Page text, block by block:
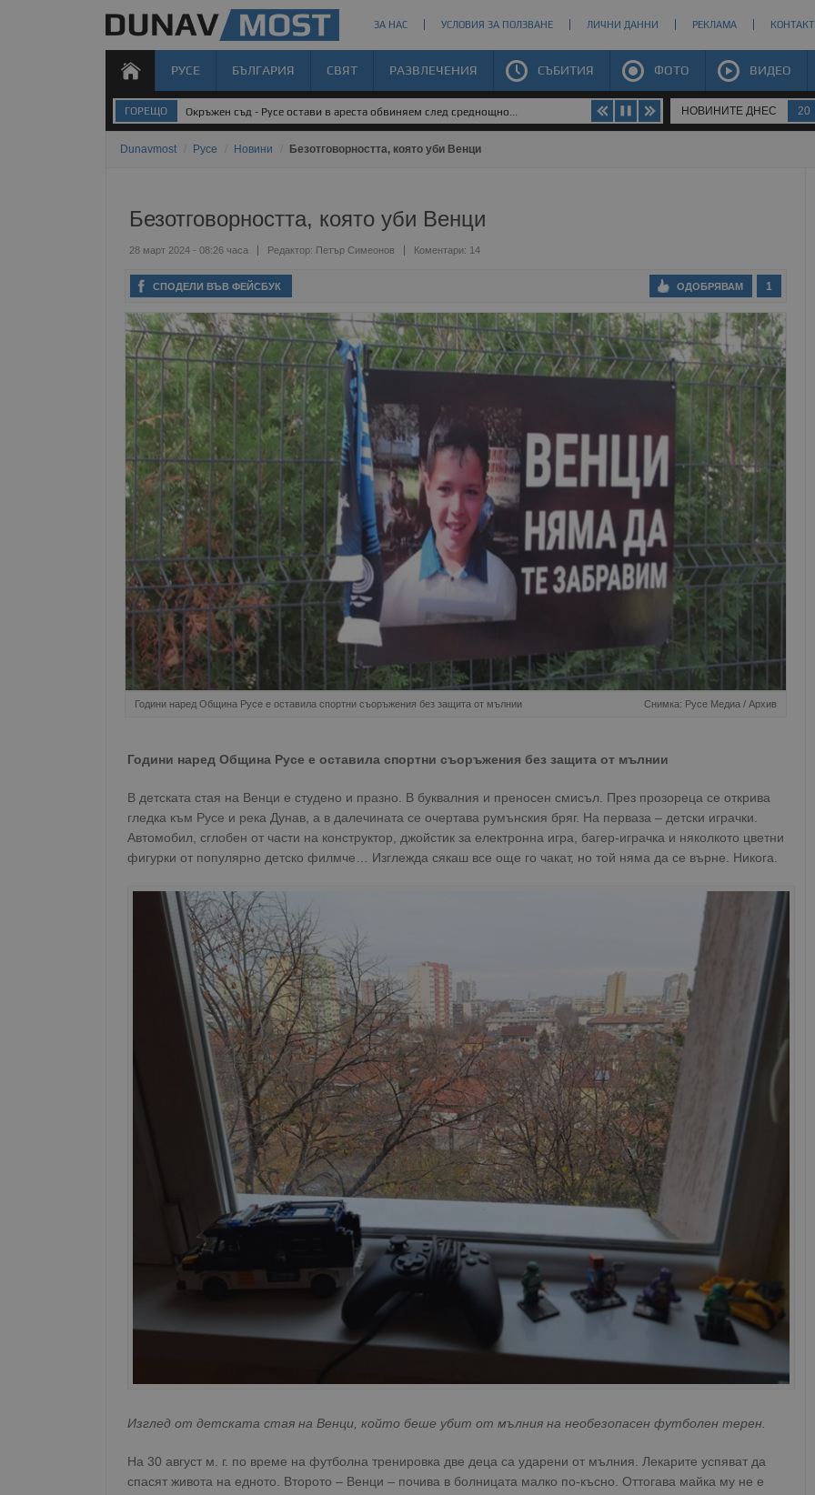
ЗА НАС УСЛОВИЯ ЗА ПОЛЗВАНЕ ЛИЧНИ ДАННИ РЕКЛАМА
РУСЕ БЪЛГАРИЯ СВЯТ РАЗВЛЕЧЕНИЯ СЪБИТИЯ ФОТО ВИДЕО
ГОРЕЩО Окръжен съд - Русе остави в ареста обвиняем след среднощно... НОВИНИТЕ ДНЕС 20
Dunavmost Русе Новини Безотговорността, която уби Венци
Безотговорността, която уби Венци
28 март 2024 - 08:26 часа Редактор: Петър Симеонов Коментари: 14
СПОДЕЛИ ВЪВ ФЕЙСБУК 1
ОДОБРЯВАМ
Години наред Община Русе е оставила спортни съоръжения без защита от мълнии Снимка: Русе Медиа / Архив
Години наред Община Русе е оставила спортни съоръжения без защита от мълнии
В детската стая на Венци е студено и празно. В буквалния и преносен смисъл. През прозореца се открива
гледка към Русе и река Дунав, а в далечината се очертава румънския бряг. На перваза – детски играчки.
Автомобил, сглобен от части на конструктор, джойстик за електронна игра, багер-играчка и няколкото цветни
фигурки от популярно детско филмче… Изглежда сякаш все още го чакат, но той няма да се върне. Никога.
Изглед от детската стая на Венци, който беше убит от мълния на необезопасен футболен терен.
На 30 август м. г. по време на футболна тренировка две деца са ударени от мълния. Лекарите успяват да
спасят живота на едното. Второто – Венци – почива в болницата малко по-късно. Оттогава майка му не е